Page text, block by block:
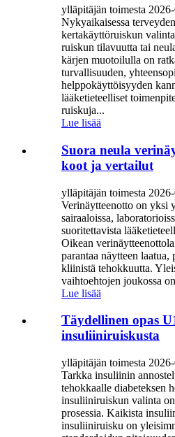
ylläpitäjän toimesta
Nykyaikaisessa
kertakäyttöruiskun
ruiskun tilavuutta tai
kärjen muotoilulla on
turvallisuuden,
helppokäyttöisyyden
lääketieteelliset
ruiskuja...
Lue lisää
Suora neula
koot ja vertailut
ylläpitäjän toimesta 2026-
Verinäytteenotto on yksi
sairaaloissa,
suoritettavista
Oikean
parantaa näytteen
kliinistä tehokkuutta.
vaihtoehtojen joukossa
Lue lisää
Täydellinen opas
insuliiniruiskusta
ylläpitäjän toimesta
Tarkka insuliinin
tehokkaalle diabeteksen
insuliiniruiskun valinta on
prosessia. Kaikista
insuliiniruisku on